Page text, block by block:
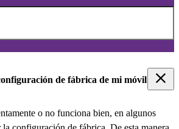
de fábrica de mi móvil
o no funciona bien, en algunos